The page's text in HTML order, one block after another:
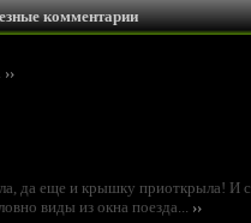
комментарии
››
да еще и крышку приоткрыла! И
виды из окна поезда... ››